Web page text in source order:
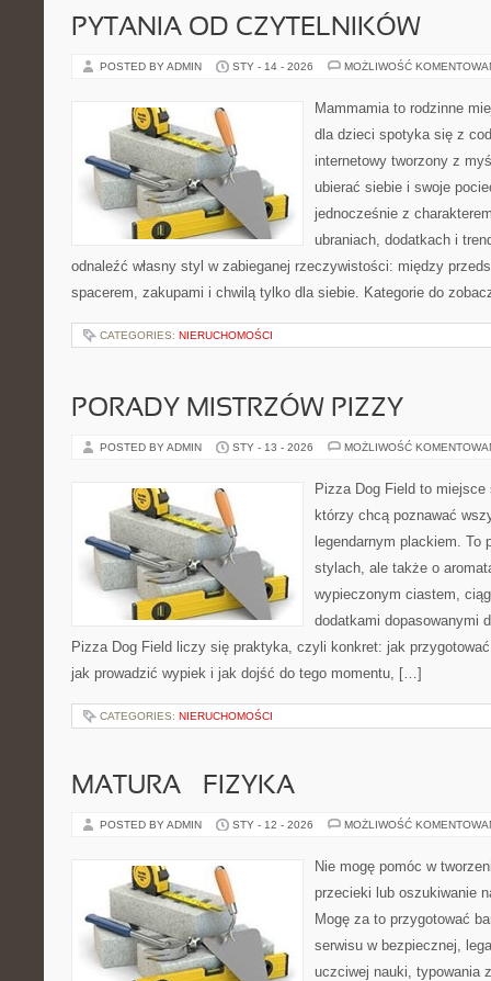
PYTANIA OD CZYTELNIKÓW
POSTED BY ADMIN STY - 14 - 2026 MOŻLIWOŚĆ
Mammamia to rodzinne
dla dzieci spotyka się z
internetowy tworzony z
ubierać siebie i swoje
jednocześnie z
ubraniach, dodatkach i
odnaleźć własny styl w zabieganej rzeczywistości: między
spacerem, zakupami i chwilą tylko dla siebie. Kategorie do
CATEGORIES: NIERUCHOMOŚCI
PORADY MISTRZÓW PIZZY
POSTED BY ADMIN STY - 13 - 2026 MOŻLIWOŚĆ
Pizza Dog Field to
którzy chcą poznawać
legendarnym plackiem. To
stylach, ale także o
wypieczonym ciastem,
dodatkami dopasowanymi
Pizza Dog Field liczy się praktyka, czyli konkret: jak
jak prowadzić wypiek i jak dojść do tego momentu, […]
CATEGORIES: NIERUCHOMOŚCI
MATURA – FIZYKA
POSTED BY ADMIN STY - 12 - 2026 MOŻLIWOŚĆ
Nie mogę pomóc w
przecieki lub oszukiwanie
Mogę za to przygotować
serwisu w bezpiecznej,
uczciwej nauki, typowania